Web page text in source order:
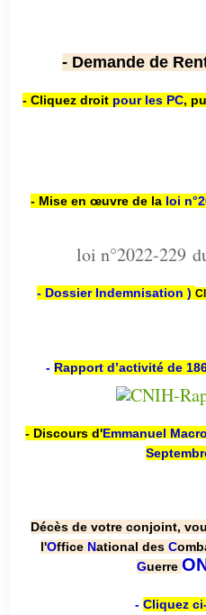
- Demande de
- Cliquez droit pour les PC,
- Mise en œuvre de la loi n
loi n°2022-229
- Dossier Indemnisation )
- Rapport d’activité de
- Discours d'Emmanuel
Décès de votre conjoint,
l'Office National des C
Guerre
- Cliquez